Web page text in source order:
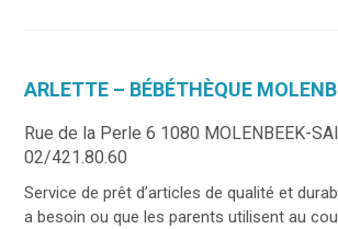
ARLETTE – BÉBÉTHÈQUE
Rue de la Perle 6 1080 MOLENBEEK-
02/421.80.60
Service de prêt d’articles de qualité et
a besoin ou que les parents utilisent au